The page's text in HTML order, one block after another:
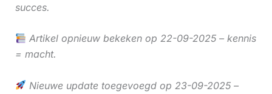
succes.
Artikel opnieuw bekeken op 22-09-2025 – kennis
= macht.
Nieuwe update toegevoegd op 23-09-2025 –